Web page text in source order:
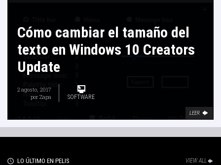
Cómo cambiar el tamaño del
texto en Windows 10 Creators
Update
2 agosto, 2017
por Zapa SOFTWARE
LEER
LO ÚLTIMO EN PELIS VIEW ALL